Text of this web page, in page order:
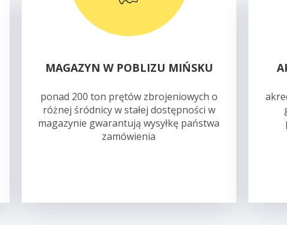
MAGAZYN W POBLIZU MIŃSKU
ponad 200 ton prętów zbrojeniowych o
różnej śródnicy w stałej dostępności w
magazynie gwarantują wysyłkę państwa
zamówienia